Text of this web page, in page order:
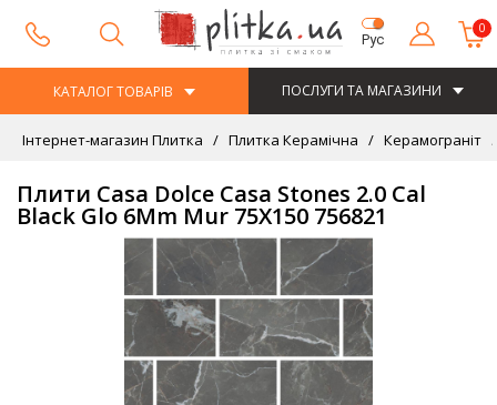
Рус
0
КАТАЛОГ ТОВАРІВ ПОСЛУГИ ТА МАГАЗИНИ
Інтернет-магазин Плитка Плитка Керамічна Керамограніт
Плити Casa Dolce Casa Stones 2.0 Cal
Black Glo 6Mm Mur 75X150 756821